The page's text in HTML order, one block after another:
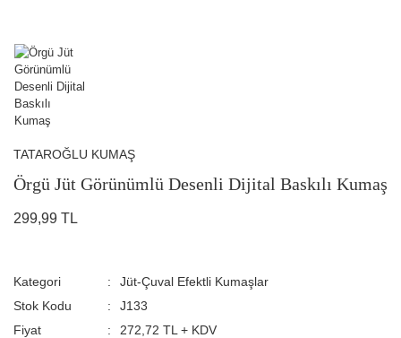
TATAROĞLU KUMAŞ
Örgü Jüt Görünümlü Desenli Dijital Baskılı Kumaş
299,99 TL
Kategori
Jüt-Çuval Efektli Kumaşlar
Stok Kodu
J133
Fiyat
272,72 TL + KDV